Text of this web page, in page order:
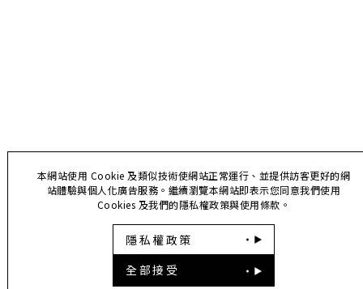
本網站使用 Cookie 及類似技術使網站正常運行、並提供訪客更好的網
站體驗與個人化廣告服務。繼續瀏覽本網站即表示您同意我們使用
Cookies 及我們的隱私權政策與使用條款。
隱私權政策
全部接受